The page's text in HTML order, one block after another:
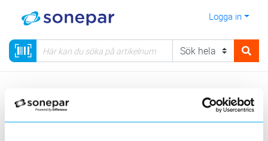
Logga in